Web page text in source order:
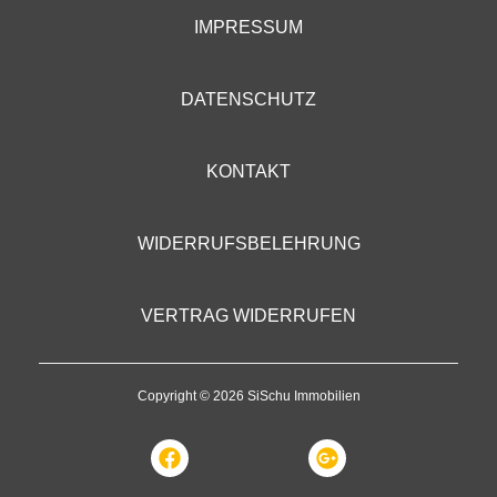
IMPRESSUM
DATENSCHUTZ
KONTAKT
WIDERRUFSBELEHRUNG
VERTRAG WIDERRUFEN
Copyright © 2026 SiSchu Immobilien